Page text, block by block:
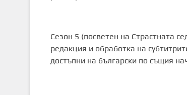
Сезон 5 (посветен на Страстната
редакция и обработка на
достъпни на български по същия